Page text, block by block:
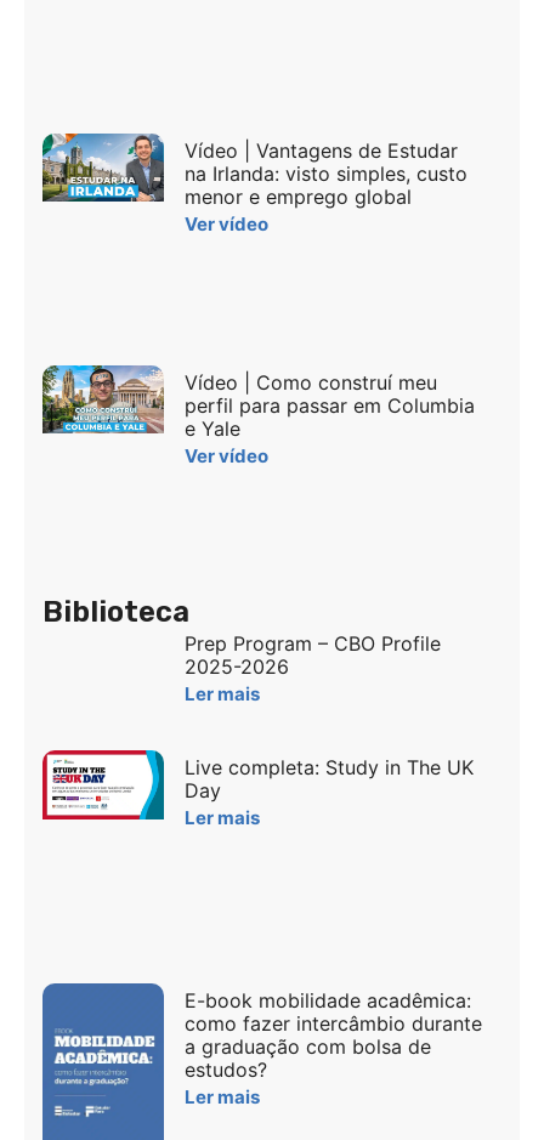
Vídeo | Vantagens de Estudar
na Irlanda: visto simples, custo
menor e emprego global
Ver vídeo
Vídeo | Como construí meu
perfil para passar em Columbia
e Yale
Ver vídeo
Biblioteca
Prep Program – CBO Profile
2025-2026
Ler mais
Live completa: Study in The UK
Day
Ler mais
E-book mobilidade acadêmica:
como fazer intercâmbio durante
a graduação com bolsa de
estudos?
Ler mais